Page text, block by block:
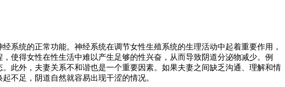
系统的正常功能。神经系统在调节女性生殖系统的生理活动中起着重要作用，
使得女性在性生活中难以产生足够的性兴奋，从而导致阴道分泌物减少。例
此外，夫妻关系不和谐也是一个重要因素。如果夫妻之间缺乏沟通、理解和情
不足，阴道自然就容易出现干涩的情况。